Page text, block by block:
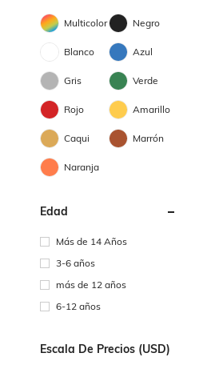
Multicolor Negro
Blanco Azul
Gris Verde
Rojo Amarillo
Caqui Marrón
Naranja
Edad
Más de 14 Años
3-6 años
más de 12 años
6-12 años
Escala De Precios (USD)